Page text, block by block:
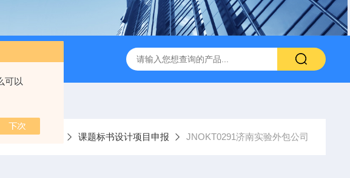
可以
人源肿瘤组织异种移植（PDX）小鼠模型 流式实验外包
整体课题服务 课题标书设计项目申报 JNOKT0291济南实验外包公司